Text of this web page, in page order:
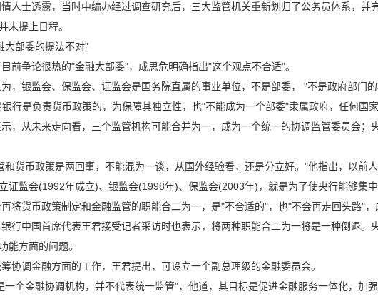
士透露，当时中编办经过调查研究后，三大监管机关重新划归了公务员体系，并
未提上日程。
部委的提法不对"
争论很热的"金融大部委"，成思危明确指出"这个观点不合适"。
银监会、保监会、证监会是国务院直属的事业单位，不是部委， "不是政府部门
行是负责货币政策的，为保障其独立性，也"不能成为一个部委"隶属政府，任何国
从未来走向看，三个监管机构可能合并为一，成为一个统一的协调监管委员会；
币政策是两回事，不能混为一谈，从国外经验看，还是分立好。"他指出，以前
证监会(1992年成立)、银监会(1998年)、保监会(2003年)，就是为了使央行能够集
货币政策制定和金融监管的职能合二为一，是"不合适的"，也"不会再走回头路"，
中国首席代表王君接受记者采访时也表示，将两种职能合二为一将是一种倒退。
能方面的问题。
调金融方面的工作，王君提出，可设立一个副总理级的金融委员会。
金融协调机构，并不代表统一监管"，他道，其目标是促进金融服务一体化，加